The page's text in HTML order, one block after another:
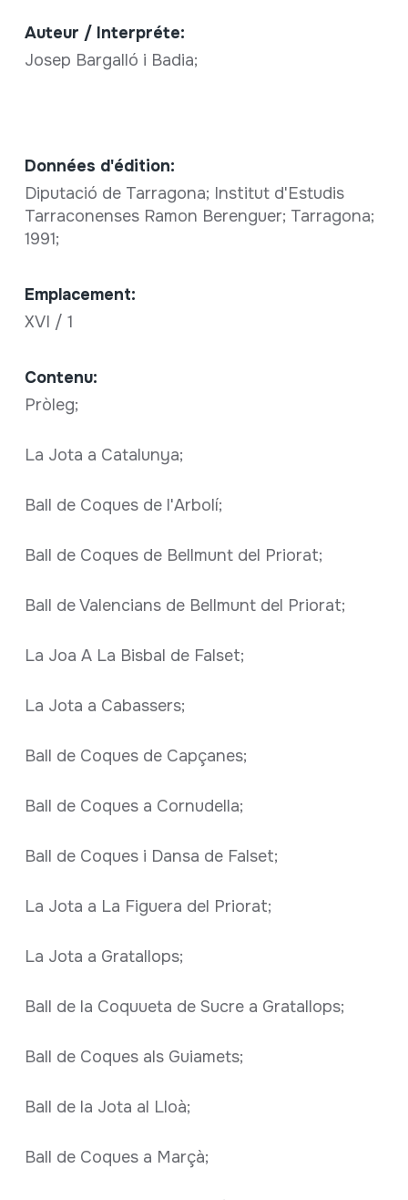
Auteur / Interpréte:
Josep Bargalló i Badia;
Données d'édition:
Diputació de Tarragona; Institut d'Estudis
Tarraconenses Ramon Berenguer; Tarragona;
1991;
Emplacement:
XVI / 1
Contenu:
Pròleg;
La Jota a Catalunya;
Ball de Coques de l'Arbolí;
Ball de Coques de Bellmunt del Priorat;
Ball de Valencians de Bellmunt del Priorat;
La Joa A La Bisbal de Falset;
La Jota a Cabassers;
Ball de Coques de Capçanes;
Ball de Coques a Cornudella;
Ball de Coques i Dansa de Falset;
La Jota a La Figuera del Priorat;
La Jota a Gratallops;
Ball de la Coquueta de Sucre a Gratallops;
Ball de Coques als Guiamets;
Ball de la Jota al Lloà;
Ball de Coques a Marçà;